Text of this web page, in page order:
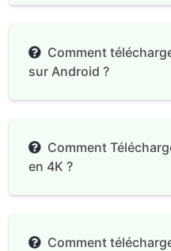
Comment
sur Android ?
Comment
en 4K ?
Comment